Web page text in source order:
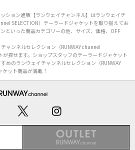
ション通販【ランウェイチャンネル】はランウェイチ
SELECTION）テーラードジャケットを取り揃えてお
といった商品カテゴリーの他、サイズ、価格、OFF
ャンネルセレクション（RUNWAY channel
が探せます。ショップスタッフのテーラードジャケット
めのランウェイチャンネルセレクション（RUNWAY
ット商品が満載！